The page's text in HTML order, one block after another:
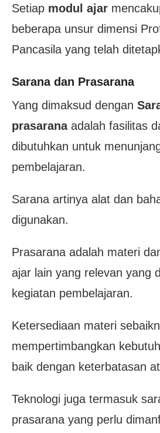
Setiap modul ajar
beberapa unsur dimensi
Pancasila yang telah
Sarana dan Prasarana
Yang dimaksud dengan
prasaranaadalah fasilitas
dibutuhkan untuk
pembelajaran.
Sarana artinya alat dan
digunakan.
Prasarana adalah materi
ajar lain yang relevan yang
kegiatan pembelajaran.
Ketersediaan materi
mempertimbangkan
baik dengan keterbatasan
Teknologi juga termasuk
prasarana yang perlu